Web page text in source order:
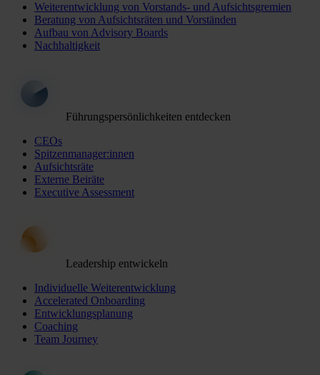
Weiterentwicklung von Vorstands- und Aufsichtsgremien
Beratung von Aufsichtsräten und Vorständen
Aufbau von Advisory Boards
Nachhaltigkeit
Führungspersönlichkeiten entdecken
CEOs
Spitzenmanager:innen
Aufsichtsräte
Externe Beiräte
Executive Assessment
Leadership entwickeln
Individuelle Weiterentwicklung
Accelerated Onboarding
Entwicklungsplanung
Coaching
Team Journey